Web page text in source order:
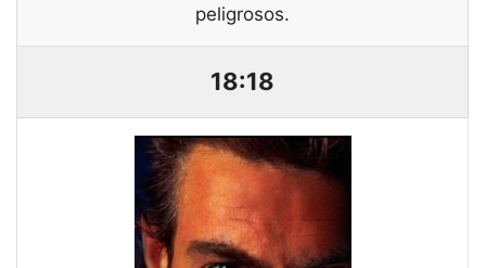
peligrosos.
18:18